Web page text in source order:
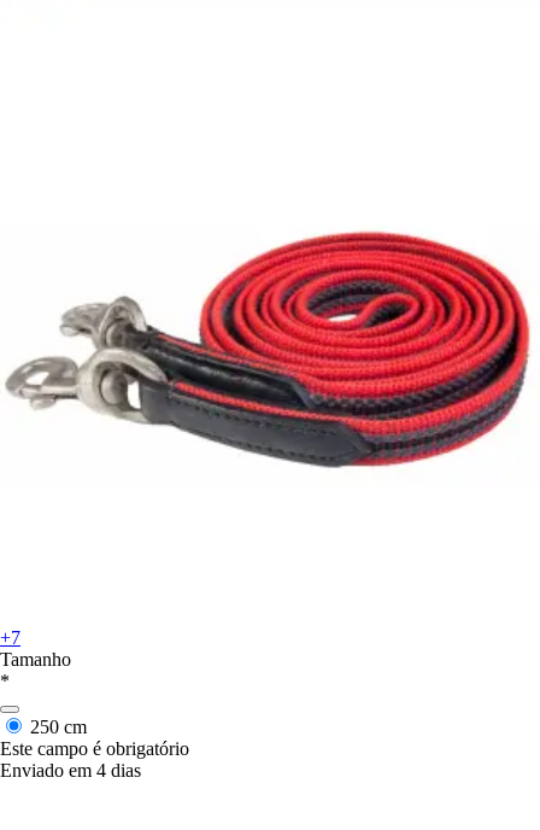
+7
Tamanho
*
250 cm
Este campo é obrigatório
Enviado em 4 dias